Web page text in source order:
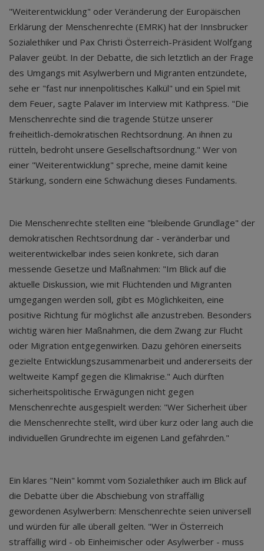
"Weiterentwicklung" oder Veränderung der Europäischen
Erklärung der Menschenrechte (EMRK) hat der Innsbrucker
Sozialethiker und Pax Christi Österreich-Präsident Wolfgang
Palaver geübt. In der Debatte, die sich letztlich an der Frage
des Umgangs mit Asylwerbern und Migranten entzündete,
sehe er "fast nur innenpolitisches Kalkül" und ein Spiel mit
dem Feuer, sagte Palaver im Interview mit Kathpress. "Die
Menschenrechte sind die tragende Stütze unserer
freiheitlich-demokratischen Rechtsordnung. An ihnen zu
rütteln, bedroht unsere Gesellschaftsordnung." Wer von
einer "Weiterentwicklung" spreche, meine damit keine
Stärkung, sondern eine Schwächung dieses Fundaments.
Die Menschenrechte stellten eine "bleibende Grundlage" der
demokratischen Rechtsordnung dar - veränderbar und
weiterentwickelbar indes seien konkrete, sich daran
messende Gesetze und Maßnahmen: "Im Blick auf die
aktuelle Diskussion, wie mit Flüchtenden und Migranten
umgegangen werden soll, gibt es Möglichkeiten, eine
positive Richtung für möglichst alle anzustreben. Besonders
wichtig wären hier Maßnahmen, die dem Zwang zur Flucht
oder Migration entgegenwirken. Dazu gehören einerseits
gezielte Entwicklungszusammenarbeit und andererseits der
weltweite Kampf gegen die Klimakrise." Auch dürften
sicherheitspolitische Erwägungen nicht gegen
Menschenrechte ausgespielt werden: "Wer Sicherheit über
die Menschenrechte stellt, wird über kurz oder lang auch die
individuellen Grundrechte im eigenen Land gefährden."
Ein klares "Nein" kommt vom Sozialethiker auch im Blick auf
die Debatte über die Abschiebung von straffällig
gewordenen Asylwerbern: Menschenrechte seien universell
und würden für alle überall gelten. "Wer in Österreich
straffällig wird - ob Einheimischer oder Asylwerber - muss